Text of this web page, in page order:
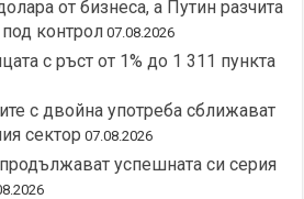
от бизнеса, а Путин разчита
контрол 07.08.2026
с ръст от 1% до 1 311 пункта
с двойна употреба сближават
сектор 07.08.2026
успешната си серия